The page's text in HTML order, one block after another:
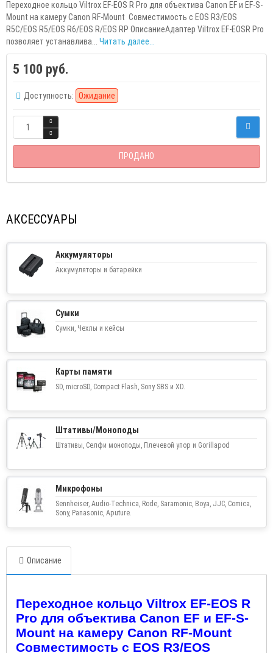
Переходное кольцо Viltrox EF-EOS R Pro для объектива Canon EF и EF-S-
Mount на камеру Canon RF-Mount Совместимость с EOS R3/EOS
R5C/EOS R5/EOS R6/EOS R/EOS RP ОписаниеАдаптер Viltrox EF-EOSR Pro
позволяет устанавлива... Читать далее...
5 100 руб.
Доступность: Ожидание
ПРОДАНО
АКСЕССУАРЫ
Аккумуляторы
Аккумуляторы и батарейки
Сумки
Сумки, Чехлы и кейсы
Карты памяти
SD, microSD, Compact Flash, Sony SBS и XD.
Штативы/Моноподы
Штативы, Селфи моноподы, Плечевой упор и Gorillapod
Микрофоны
Sennheiser, Audio-Technica, Rode, Saramonic, Boya, JJC, Comica,
Sony, Panasonic, Aputure.
Описание
Переходное кольцо Viltrox EF-EOS R
Pro для объектива Canon EF и EF-S-
Mount на камеру Canon RF-Mount
Совместимость с EOS R3/EOS